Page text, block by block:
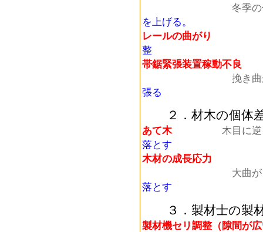
冬季の作業
を上げる。
レールの曲がり
整
帯鋸緊張装置稼動不良
挽き曲
張る
２．材木の個体
あて木
木目に逆
落とす
木材の成長応力
大曲
落とす
３．製材士の製材
製材機セリ調整（隙間が